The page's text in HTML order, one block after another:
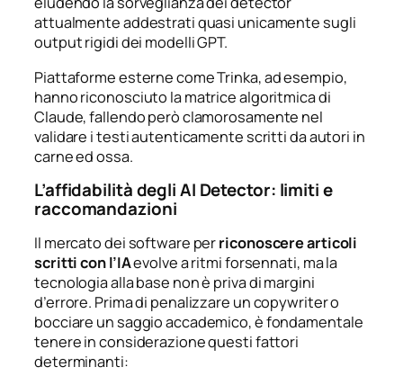
attualmente addestrati quasi unicamente sugli
output rigidi dei modelli GPT.
Piattaforme esterne come Trinka, ad esempio,
hanno riconosciuto la matrice algoritmica di
Claude, fallendo però clamorosamente nel
validare i testi autenticamente scritti da autori in
carne ed ossa.
L’affidabilità degli AI Detector: limiti e
raccomandazioni
Il mercato dei software perriconoscere articoli
scritti con l’IAevolve a ritmi forsennati, ma la
tecnologia alla base non è priva di margini
d’errore. Prima di penalizzare un copywriter o
bocciare un saggio accademico, è fondamentale
tenere in considerazione questi fattori
determinanti: